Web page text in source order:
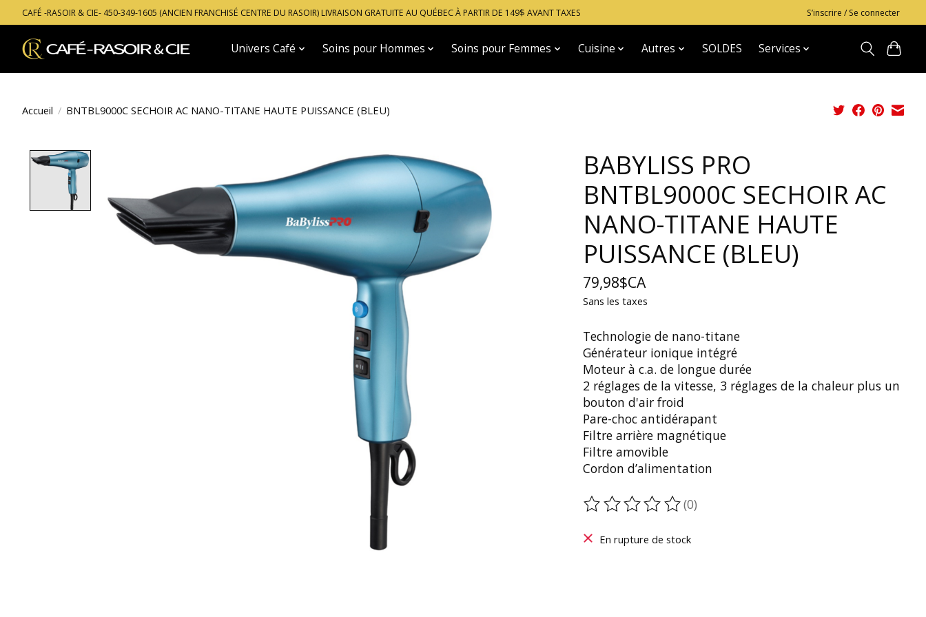
CAFÉ -RASOIR & CIE- 450-349-1605 (ANCIEN FRANCHISÉ CENTRE DU RASOIR) LIVRAISON GRATUITE AU QUÉBEC À PARTIR DE 149$ AVANT TAXES S’inscrire / Se connecter
Univers Café Soins pour Hommes Soins pour Femmes Cuisine Autres SOLDES Services
Accueil / BNTBL9000C SECHOIR AC NANO-TITANE HAUTE PUISSANCE (BLEU)
BABYLISS PRO
BNTBL9000C SECHOIR AC
NANO-TITANE HAUTE
PUISSANCE (BLEU)
79,98$CA
Sans les taxes
Technologie de nano-titane
Générateur ionique intégré
Moteur à c.a. de longue durée
2 réglages de la vitesse, 3 réglages de la chaleur plus un
bouton d'air froid
Pare-choc antidérapant
Filtre arrière magnétique
Filtre amovible
Cordon d’alimentation
Ce produit est évalué à
(0)
En rupture de stock